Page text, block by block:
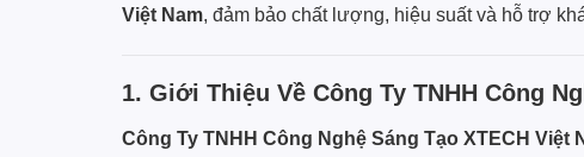
Việt Nam, đảm bảo chất lượng, hiệu suất và hỗ trợ
1. Giới Thiệu Về Công Ty TNHH Công
Công Ty TNHH Công Nghệ Sáng Tạo XTECH Việt